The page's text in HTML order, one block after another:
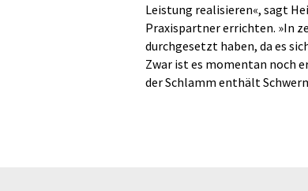
Leistung realisieren«, sagt
Praxispartner errichten. »In
durchgesetzt haben, da es
Zwar ist es momentan noch
der Schlamm enthält